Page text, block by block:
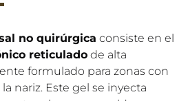
no quirúrgicaconsiste en el
reticuladode alta